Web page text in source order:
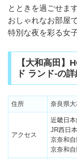
とときを過ごせます
おしゃれなお部屋
特別な夜を彩る女
【大和高田】
ド ランド-の
住所 奈良県
アクセス
近畿日
JR西日
京奈和
京奈和